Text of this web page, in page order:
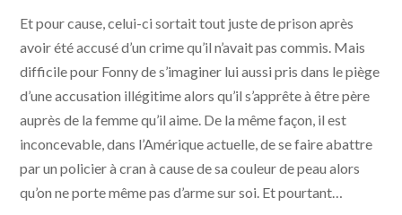
Et pour cause, celui-ci sortait tout juste de prison après
avoir été accusé d’un crime qu’il n’avait pas commis. Mais
difficile pour Fonny de s’imaginer lui aussi pris dans le piège
d’une accusation illégitime alors qu’il s’apprête à être père
auprès de la femme qu’il aime. De la même façon, il est
inconcevable, dans l’Amérique actuelle, de se faire abattre
par un policier à cran à cause de sa couleur de peau alors
qu’on ne porte même pas d’arme sur soi. Et pourtant…